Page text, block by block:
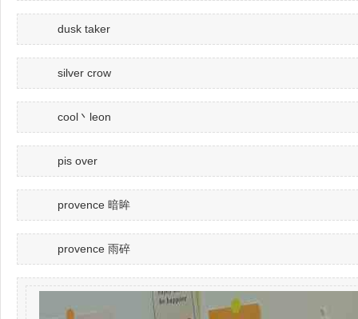
dusk taker
silver crow
cool丶leon
pis over
provence 暗眸
provence 雨碎